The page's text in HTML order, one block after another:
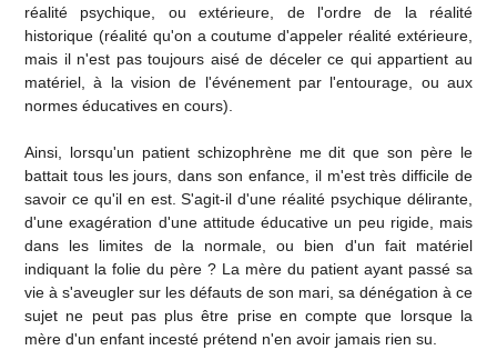
réalité psychique, ou extérieure, de l'ordre de la réalité
historique (réalité qu'on a coutume d'appeler réalité extérieure,
mais il n'est pas toujours aisé de déceler ce qui appartient au
matériel, à la vision de l'événement par l'entourage, ou aux
normes éducatives en cours).
Ainsi, lorsqu'un patient schizophrène me dit que son père le
battait tous les jours, dans son enfance, il m'est très difficile de
savoir ce qu'il en est. S'agit-il d'une réalité psychique délirante,
d'une exagération d'une attitude éducative un peu rigide, mais
dans les limites de la normale, ou bien d'un fait matériel
indiquant la folie du père ? La mère du patient ayant passé sa
vie à s'aveugler sur les défauts de son mari, sa dénégation à ce
sujet ne peut pas plus être prise en compte que lorsque la
mère d'un enfant incesté prétend n'en avoir jamais rien su.